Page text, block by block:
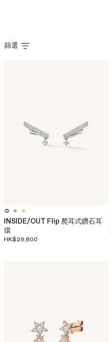
篩選
INSIDE/OUT Flip 爬耳式鑽石耳
環
HK$29,800